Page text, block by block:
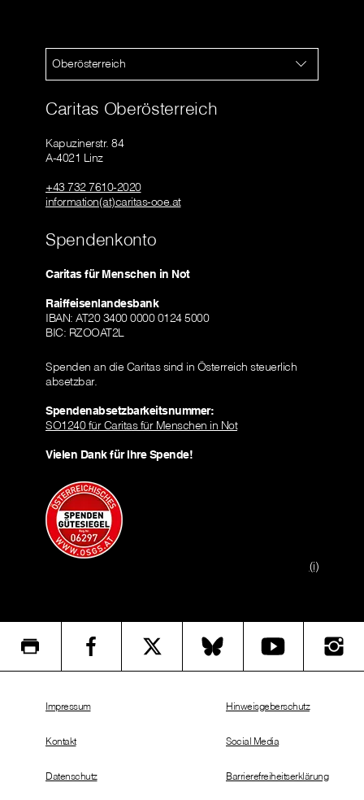
Oberösterreich
Caritas Oberösterreich
Kapuzinerstr. 84
A-4021 Linz
+43 732 7610-2020
information(at)caritas-ooe.at
Spendenkonto
Caritas für Menschen in Not
Raiffeisenlandesbank
IBAN: AT20 3400 0000 0124 5000
BIC: RZOOAT2L
Spenden an die Caritas sind in Österreich steuerlich
absetzbar.
Spendenabsetzbarkeitsnummer:
SO1240 für Caritas für Menschen in Not
Vielen Dank für Ihre Spende!
(i)
Impressum
Kontakt
Datenschutz
Hinweisgeberschutz
Social Media
Barrierefreiheitserklärung